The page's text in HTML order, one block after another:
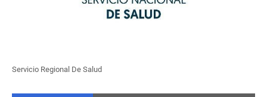
Servicio Regional De Salud